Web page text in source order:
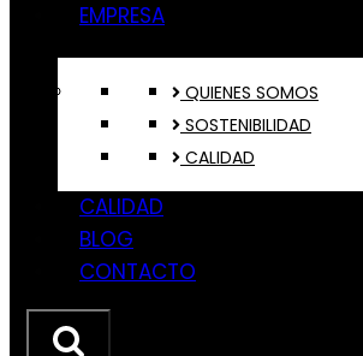
EMPRESA
QUIENES SOMOS
SOSTENIBILIDAD
CALIDAD
CALIDAD
BLOG
CONTACTO